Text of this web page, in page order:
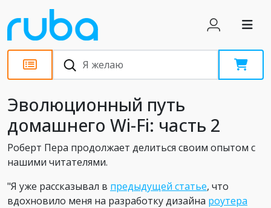
Статьи
Эволюционный путь
домашнего Wi-Fi: часть 2
Роберт Пера продолжает делиться своим опытом с
нашими читателями.
"Я уже рассказывал в предыдущей статье, что
вдохновило меня на разработку дизайна роутера